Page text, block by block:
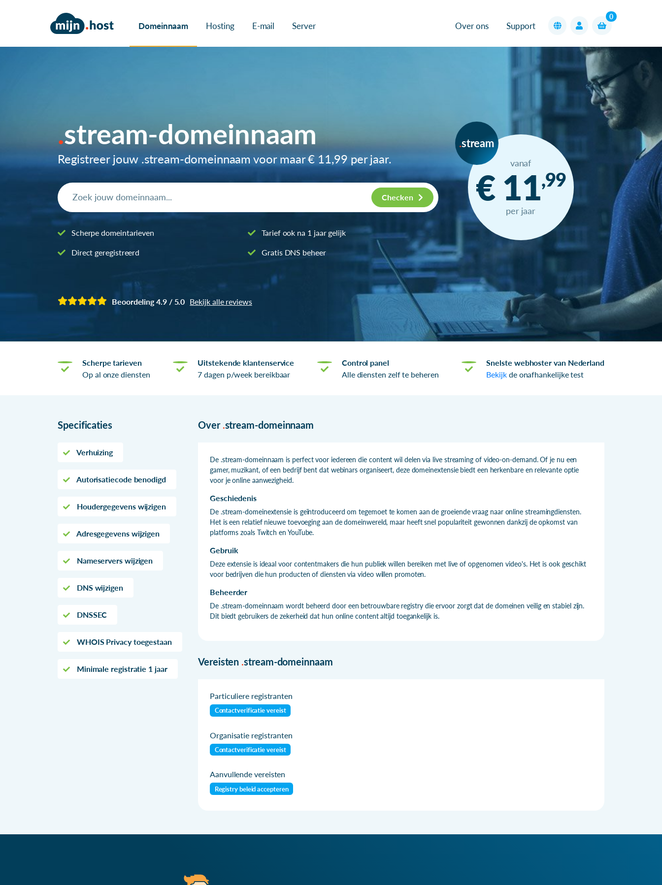
Domeinnaam Hosting E-mail Server Over ons Support
0
stream-domeinnaam
Registreer jouw .stream-domeinnaam voor maar€ 11,99 per jaar.
Checken
Scherpe domeintarieven
Direct geregistreerd
Tarief ook na 1 jaar gelijk
Gratis DNS beheer
stream
vanaf
€ 11,99
per jaar
Beoordeling 4.9 / 5.0 Bekijk alle reviews
Scherpe tarieven
Op al onze diensten
Uitstekende klantenservice
7 dagen p/week bereikbaar
Control panel
Alle diensten zelf te beheren
Snelste webhoster van Nederland
Bekijkde onafhankelijke test
Specificaties
Verhuizing
Autorisatiecode benodigd
Houdergegevens wijzigen
Adresgegevens wijzigen
Nameservers wijzigen
DNS wijzigen
DNSSEC
WHOIS Privacy toegestaan
Minimale registratie 1 jaar
Over .stream-domeinnaam
De .stream-domeinnaam is perfect voor iedereen die content wil delen via live streaming of video-on-demand. Of je nu een
gamer, muzikant, of een bedrijf bent dat webinars organiseert, deze domeinextensie biedt een herkenbare en relevante optie
voor je online aanwezigheid.
Geschiedenis
De .stream-domeinextensie is geïntroduceerd om tegemoet te komen aan de groeiende vraag naar online streamingdiensten.
Het is een relatief nieuwe toevoeging aan de domeinwereld, maar heeft snel populariteit gewonnen dankzij de opkomst van
platforms zoals Twitch en YouTube.
Gebruik
Deze extensie is ideaal voor contentmakers die hun publiek willen bereiken met live of opgenomen video's. Het is ook geschikt
voor bedrijven die hun producten of diensten via video willen promoten.
Beheerder
De .stream-domeinnaam wordt beheerd door een betrouwbare registry die ervoor zorgt dat de domeinen veilig en stabiel zijn.
Dit biedt gebruikers de zekerheid dat hun online content altijd toegankelijk is.
Vereisten .stream-domeinnaam
Particuliere registranten
Contactverificatie vereist
Organisatie registranten
Contactverificatie vereist
Aanvullende vereisten
Registry beleid accepteren